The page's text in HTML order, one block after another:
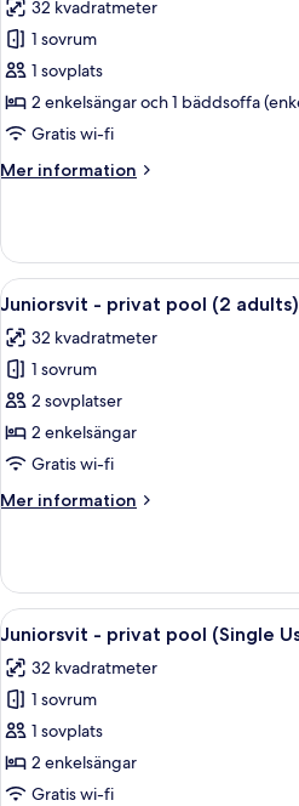
mot
poolen
foton
för
Juniorsvit
-
balkong
utsikt
(Single
Use)
32 kvadratmeter
1 sovrum
1 sovplats
2 enkelsängar och 1 bäddsoffa
Gratis wi-fi
Mer information
Mer
-
balkong
-
mot
poolen
Use)
Öppna
alla
foton
för
Juniorsvit
-
privat
(2
7
Juniorsvit - privat pool (2 adults)
32 kvadratmeter
1 sovrum
2 sovplatser
2 enkelsängar
Gratis wi-fi
Mer information
Mer
-
privat
pool
adults)
Öppna
alla
foton
för
Juniorsvit
-
privat
7
Juniorsvit - privat pool (Single
32 kvadratmeter
1 sovrum
1 sovplats
2 enkelsängar
Gratis wi-fi